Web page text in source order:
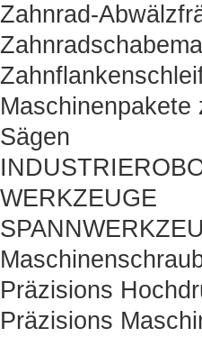
Zahnrad-
Maschinenpakete
Sägen
WERKZEUGE
Präzisions
Präzisions